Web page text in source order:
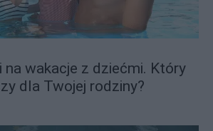
na wakacje z dziećmi. Który
dla Twojej rodziny?